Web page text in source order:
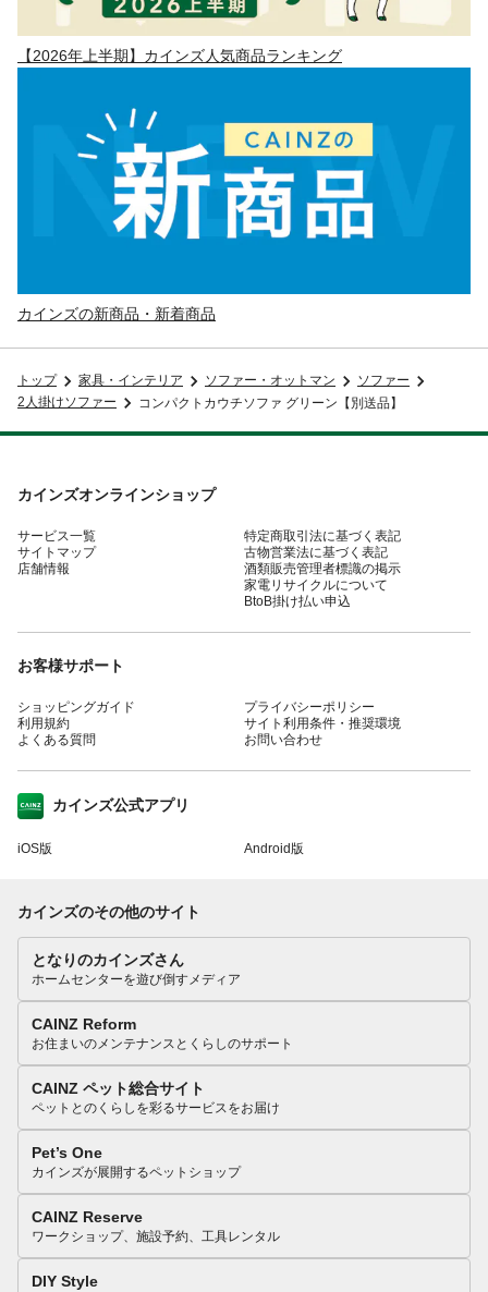
【2026年上半期】カインズ人気商品ランキング
カインズの新商品・新着商品
トップ 家具・インテリア ソファー・オットマン
ソファー
2人掛けソファー
コンパクトカウチソファ グリーン【別送品】
カインズオンラインショップ
サービス一覧
サイトマップ
店舗情報
特定商取引法に基づく表記
古物営業法に基づく表記
酒類販売管理者標識の掲示
家電リサイクルについて
BtoB掛け払い申込
お客様サポート
ショッピングガイド
利用規約
よくある質問
プライバシーポリシー
サイト利用条件・推奨環境
お問い合わせ
カインズ公式アプリ
iOS版 Android版
カインズのその他のサイト
となりのカインズさん
ホームセンターを遊び倒すメディア
CAINZ Reform
お住まいのメンテナンスとくらしのサポート
CAINZ ペット総合サイト
ペットとのくらしを彩るサービスをお届け
Pet’s One
カインズが展開するペットショップ
CAINZ Reserve
ワークショップ、施設予約、工具レンタル
DIY Style